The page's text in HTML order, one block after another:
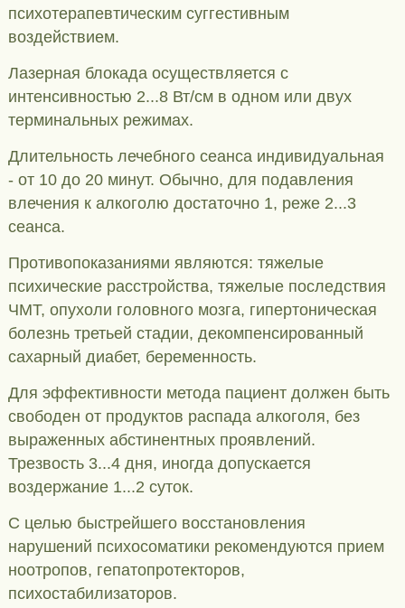
психотерапевтическим суггестивным
воздействием.
Лазерная блокада осуществляется с
интенсивностью 2...8 Вт/см в одном или двух
терминальных режимах.
Длительность лечебного сеанса индивидуальная
- от 10 до 20 минут. Обычно, для подавления
влечения к алкоголю достаточно 1, реже 2...3
сеанса.
Противопоказаниями являются: тяжелые
психические расстройства, тяжелые последствия
ЧМТ, опухоли головного мозга, гипертоническая
болезнь третьей стадии, декомпенсированный
сахарный диабет, беременность.
Для эффективности метода пациент должен быть
свободен от продуктов распада алкоголя, без
выраженных абстинентных проявлений.
Трезвость 3...4 дня, иногда допускается
воздержание 1...2 суток.
С целью быстрейшего восстановления
нарушений психосоматики рекомендуются прием
ноотропов, гепатопротекторов,
психостабилизаторов.